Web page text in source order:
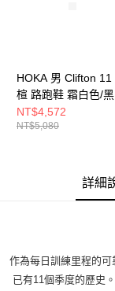
HOKA 男 Clifton 11
楦 路跑鞋 霜白色/黑
NT$4,572
NT$5,080
詳細
作為每日訓練里程的
已有11個季度的歷史